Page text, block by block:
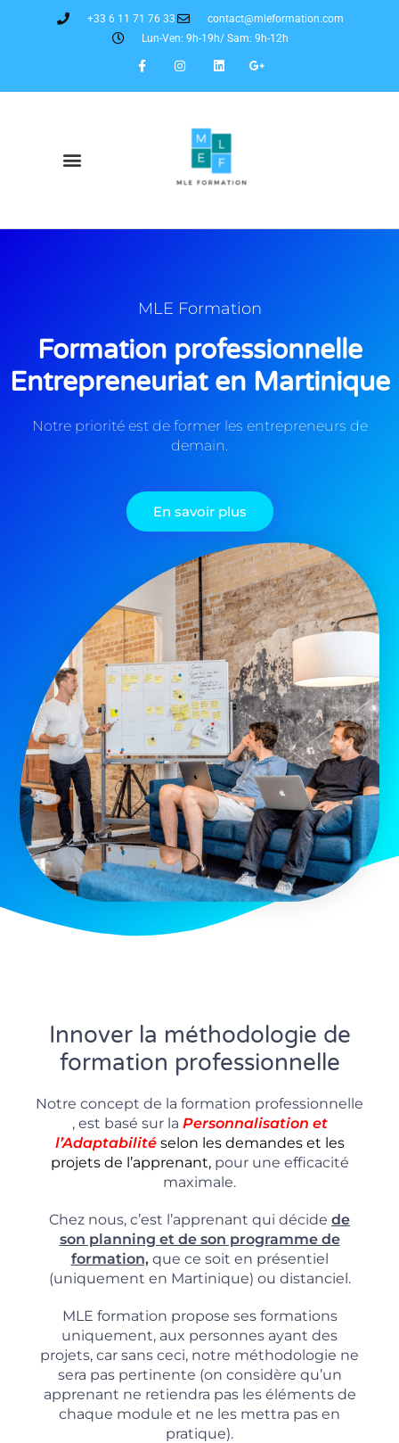
+33 6 11 71 76 33
contact@mleformation.com
Lun-Ven: 9h-19h/ Sam: 9h-12h
MLE Formation
Formation professionnelle
Entrepreneuriat en Martinique
Notre priorité est de former les entrepreneurs de
demain.
En savoir plus
Innover la méthodologie de
formation professionnelle
Notre concept de la formation professionnelle
, est basé sur la Personnalisation et
l’Adaptabilité selon les demandes et les
projets de l’apprenant,pour une efficacité
maximale.
Chez nous, c’est l’apprenant qui décide de
son planning et de son programme de
formation,que ce soit en présentiel
(uniquement en Martinique) ou distanciel.
MLE formation propose ses formations
uniquement, aux personnes ayant des
projets, car sans ceci, notre méthodologie ne
sera pas pertinente (on considère qu’un
apprenant ne retiendra pas les éléments de
chaque module et ne les mettra pas en
pratique).